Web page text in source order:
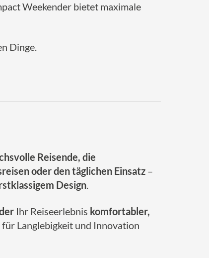
Weekender bietet maximale
Dinge.
Reisende, die
oder den täglichen Einsatz –
Design.
Ihr Reiseerlebnis komfortabler,
Langlebigkeit und Innovation